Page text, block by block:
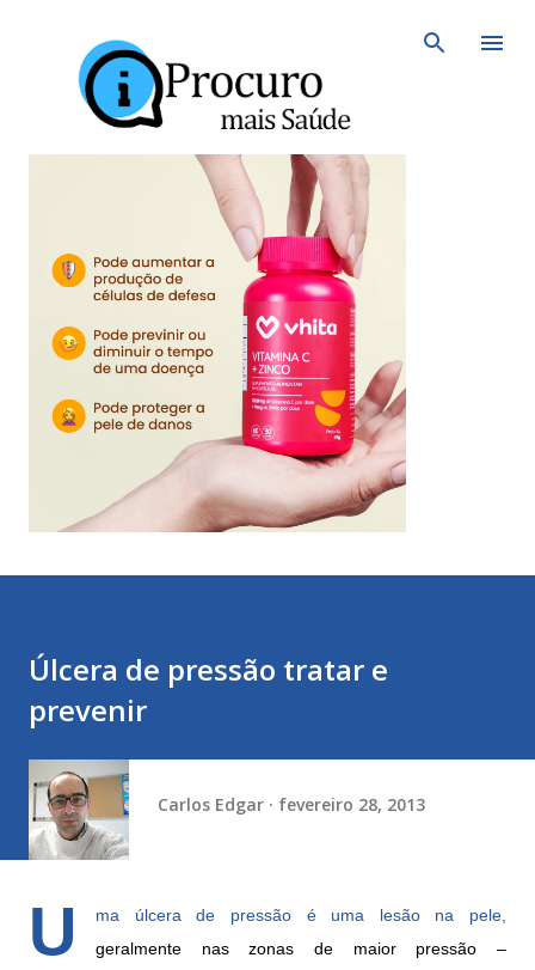
Úlcera de pressão tratar e
prevenir
Carlos Edgar fevereiro 28, 2013
U
ma úlcera de pressão é uma lesão na pele,
geralmente nas zonas de maior pressão –